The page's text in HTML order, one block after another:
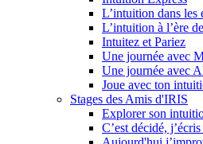
L’intuition dans les
L’intuition à l’ère
Intuitez et Pariez
Une journée avec
Une journée avec
Joue avec ton
Stages des Amis d'IRIS
Explorer son
C’est décidé,